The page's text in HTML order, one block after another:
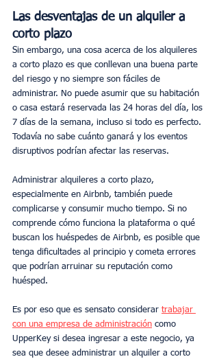
Las desventajas de un alquiler a
corto plazo
Sin embargo, una cosa acerca de los alquileres
a corto plazo es que conllevan una buena parte
del riesgo y no siempre son fáciles de
administrar. No puede asumir que su habitación
o casa estará reservada las 24 horas del día, los
7 días de la semana, incluso si todo es perfecto.
Todavía no sabe cuánto ganará y los eventos
disruptivos podrían afectar las reservas.
Administrar alquileres a corto plazo,
especialmente en Airbnb, también puede
complicarse y consumir mucho tiempo. Si no
comprende cómo funciona la plataforma o qué
buscan los huéspedes de Airbnb, es posible que
tenga dificultades al principio y cometa errores
que podrían arruinar su reputación como
huésped.
Es por eso que es sensato considerar trabajar
con una empresa de administración como
UpperKey si desea ingresar a este negocio, ya
sea que desee administrar un alquiler a corto